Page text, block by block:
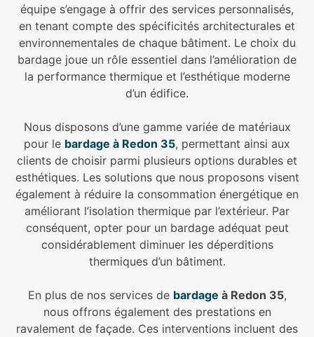
équipe s’engage à offrir des services personnalisés,
en tenant compte des spécificités architecturales et
environnementales de chaque bâtiment. Le choix du
bardage joue un rôle essentiel dans l’amélioration de
la performance thermique et l’esthétique moderne
d’un édifice.
Nous disposons d’une gamme variée de matériaux
pour le bardage à Redon 35, permettant ainsi aux
clients de choisir parmi plusieurs options durables et
esthétiques. Les solutions que nous proposons visent
également à réduire la consommation énergétique en
améliorant l’isolation thermique par l’extérieur. Par
conséquent, opter pour un bardage adéquat peut
considérablement diminuer les déperditions
thermiques d’un bâtiment.
En plus de nos services de bardage à Redon 35,
nous offrons également des prestations en
ravalement de façade. Ces interventions incluent des